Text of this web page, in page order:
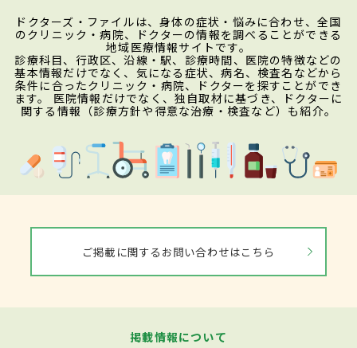
ドクターズ・ファイルは、身体の症状・悩みに合わせ、全国
のクリニック・病院、ドクターの情報を調べることができる
地域医療情報サイトです。
診療科目、行政区、沿線・駅、診療時間、医院の特徴などの
基本情報だけでなく、気になる症状、病名、検査名などから
条件に合ったクリニック・病院、ドクターを探すことができ
ます。 医院情報だけでなく、独自取材に基づき、ドクターに
関する情報（診療方針や得意な治療・検査など）も紹介。
ご掲載に関するお問い合わせはこちら
掲載情報について